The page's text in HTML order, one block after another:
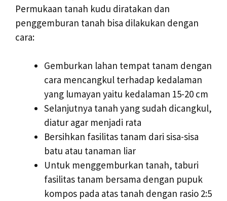
Permukaan tanah kudu diratakan dan
penggemburan tanah bisa dilakukan dengan
cara:
Gemburkan lahan tempat tanam dengan
cara mencangkul terhadap kedalaman
yang lumayan yaitu kedalaman 15-20 cm
Selanjutnya tanah yang sudah dicangkul,
diatur agar menjadi rata
Bersihkan fasilitas tanam dari sisa-sisa
batu atau tanaman liar
Untuk menggemburkan tanah, taburi
fasilitas tanam bersama dengan pupuk
kompos pada atas tanah dengan rasio 2:5